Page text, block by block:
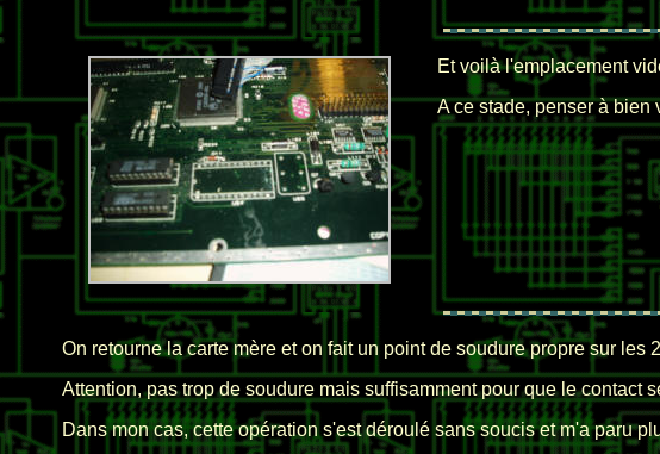
Et voilà l'emplacement
A ce stade, penser à bien
On retourne la carte mère et on fait un point de soudure propre sur les
Attention, pas trop de soudure mais suffisamment pour que le contact
Dans mon cas, cette opération s'est déroulé sans soucis et m'a paru